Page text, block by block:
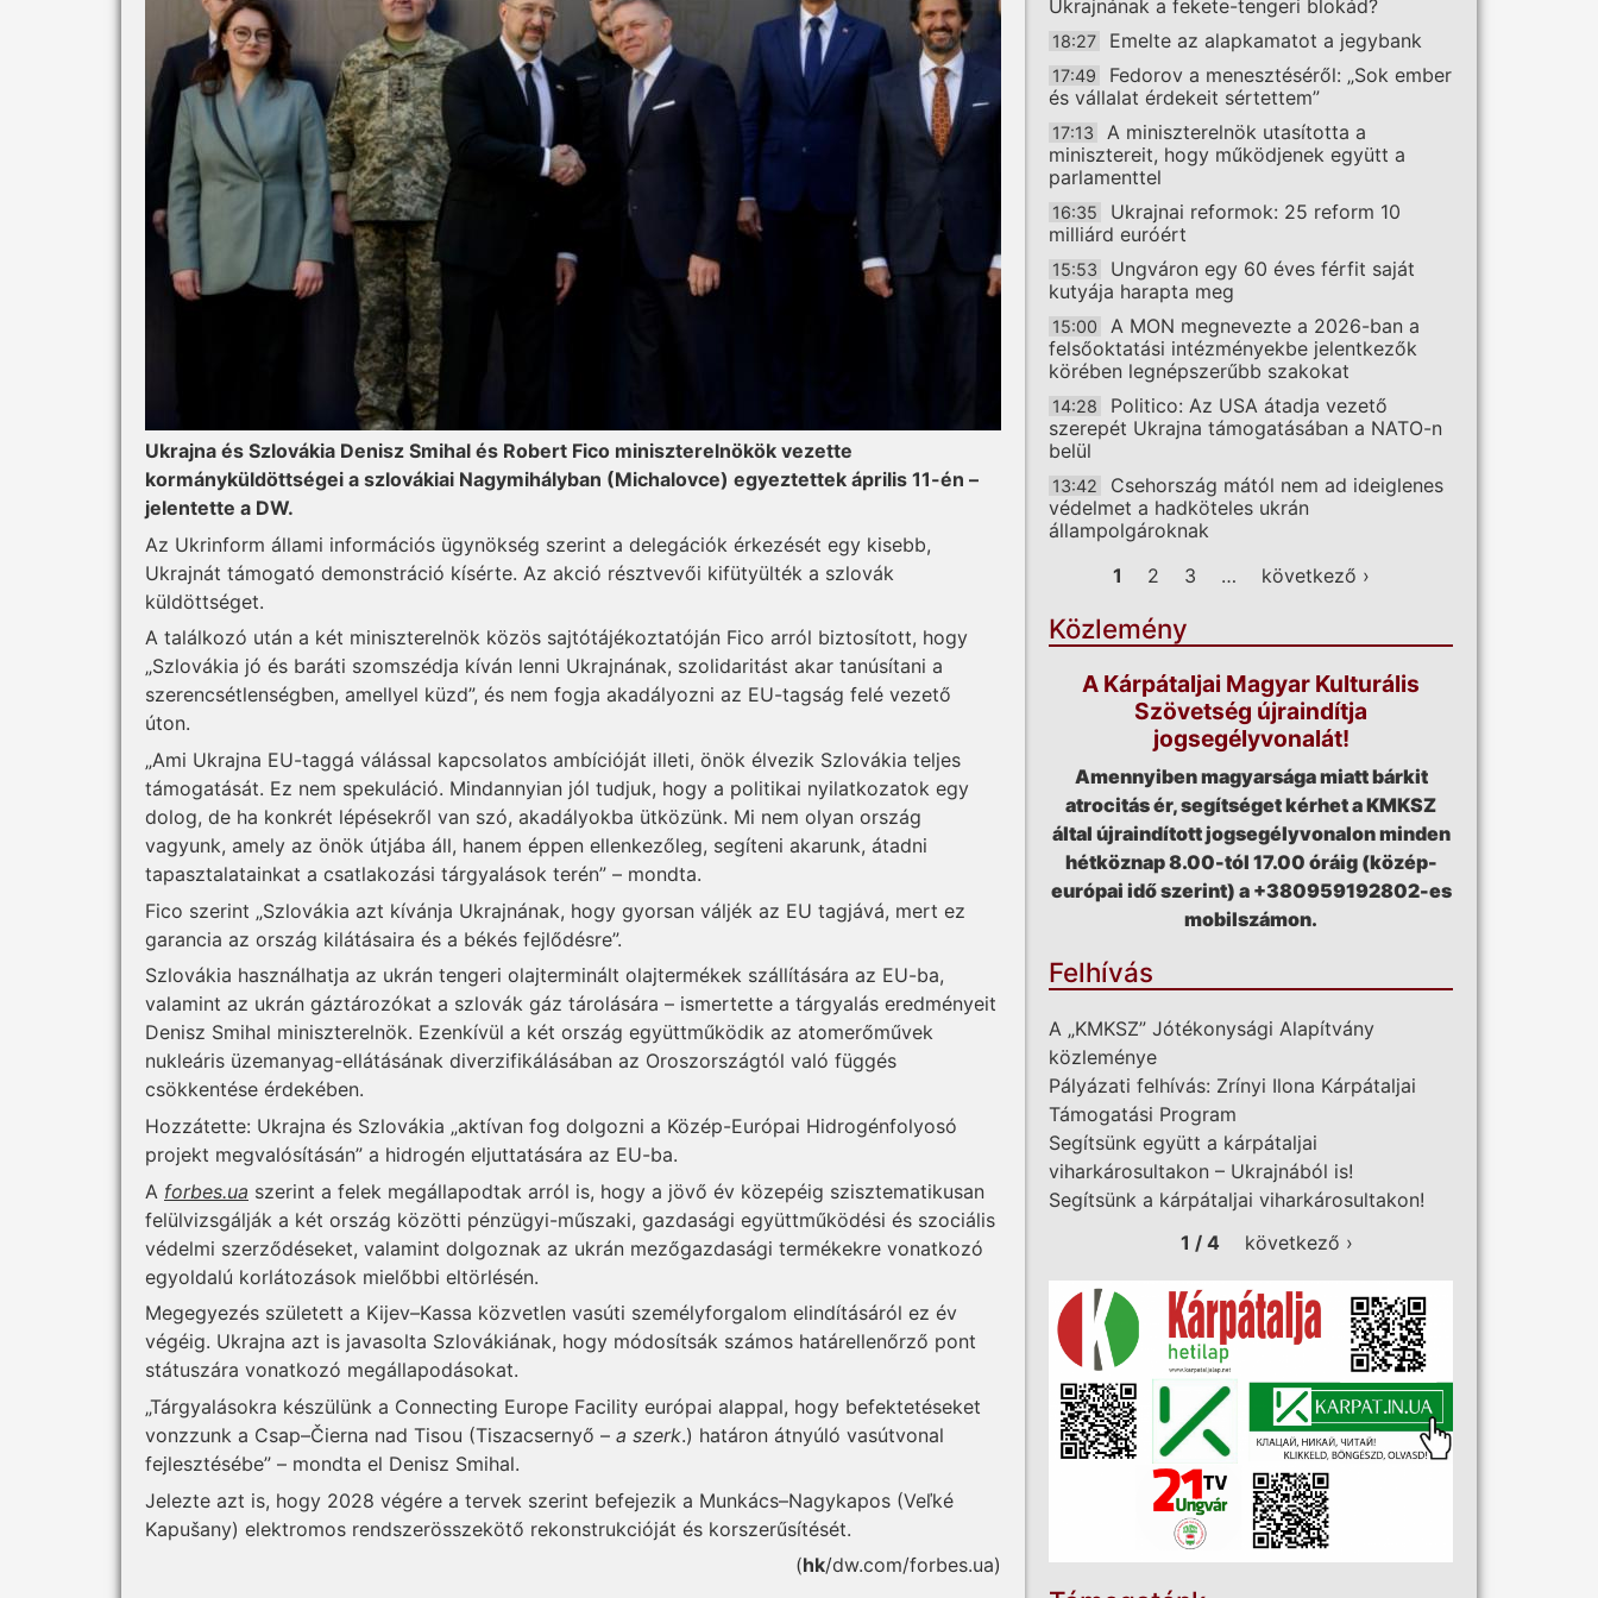
Ukrajna és Szlovákia Denisz Smihal és Robert Fico miniszterelnökök vezette
kormányküldöttségei a szlovákiai Nagymihályban (Michalovce) egyeztettek április 11-én –
jelentette a DW.
Az Ukrinform állami információs ügynökség szerint a delegációk érkezését egy kisebb,
Ukrajnát támogató demonstráció kísérte. Az akció résztvevői kifütyülték a szlovák
küldöttséget.
A találkozó után a két miniszterelnök közös sajtótájékoztatóján Fico arról biztosított, hogy
„Szlovákia jó és baráti szomszédja kíván lenni Ukrajnának, szolidaritást akar tanúsítani a
szerencsétlenségben, amellyel küzd”, és nem fogja akadályozni az EU-tagság felé vezető
úton.
„Ami Ukrajna EU-taggá válással kapcsolatos ambícióját illeti, önök élvezik Szlovákia teljes
támogatását. Ez nem spekuláció. Mindannyian jól tudjuk, hogy a politikai nyilatkozatok egy
dolog, de ha konkrét lépésekről van szó, akadályokba ütközünk. Mi nem olyan ország
vagyunk, amely az önök útjába áll, hanem éppen ellenkezőleg, segíteni akarunk, átadni
tapasztalatainkat a csatlakozási tárgyalások terén” – mondta.
Fico szerint „Szlovákia azt kívánja Ukrajnának, hogy gyorsan váljék az EU tagjává, mert ez
garancia az ország kilátásaira és a békés fejlődésre”.
Szlovákia használhatja az ukrán tengeri olajterminált olajtermékek szállítására az EU-ba,
valamint az ukrán gáztározókat a szlovák gáz tárolására – ismertette a tárgyalás eredményeit
Denisz Smihal miniszterelnök. Ezenkívül a két ország együttműködik az atomerőművek
nukleáris üzemanyag-ellátásának diverzifikálásában az Oroszországtól való függés
csökkentése érdekében.
Hozzátette: Ukrajna és Szlovákia „aktívan fog dolgozni a Közép-Európai Hidrogénfolyosó
projekt megvalósításán” a hidrogén eljuttatására az EU-ba.
A forbes.ua szerint a felek megállapodtak arról is, hogy a jövő év közepéig szisztematikusan
felülvizsgálják a két ország közötti pénzügyi-műszaki, gazdasági együttműködési és szociális
védelmi szerződéseket, valamint dolgoznak az ukrán mezőgazdasági termékekre vonatkozó
egyoldalú korlátozások mielőbbi eltörlésén.
Megegyezés született a Kijev–Kassa közvetlen vasúti személyforgalom elindításáról ez év
végéig. Ukrajna azt is javasolta Szlovákiának, hogy módosítsák számos határellenőrző pont
státuszára vonatkozó megállapodásokat.
„Tárgyalásokra készülünk a Connecting Europe Facility európai alappal, hogy befektetéseket
vonzzunk a Csap–Čierna nad Tisou (Tiszacsernyő – a szerk.) határon átnyúló vasútvonal
fejlesztésébe” – mondta el Denisz Smihal.
Jelezte azt is, hogy 2028 végére a tervek szerint befejezik a Munkács–Nagykapos (Veľké
Kapušany) elektromos rendszerösszekötő rekonstrukcióját és korszerűsítését.
(hk/dw.com/forbes.ua)
Ukrajnának a fekete-tengeri blokád?
18:27 Emelte az alapkamatot a jegybank
17:49
Fedorov a menesztéséről: „Sok ember
és vállalat érdekeit sértettem”
17:13
A miniszterelnök utasította a
minisztereit, hogy működjenek együtt a
parlamenttel
16:35
Ukrajnai reformok: 25 reform 10
milliárd euróért
15:53
Ungváron egy 60 éves férfit saját
kutyája harapta meg
15:00
A MON megnevezte a 2026-ban a
felsőoktatási intézményekbe jelentkezők
körében legnépszerűbb szakokat
14:28
Politico: Az USA átadja vezető
szerepét Ukrajna támogatásában a NATO-n
belül
13:42
Csehország mától nem ad ideiglenes
védelmet a hadköteles ukrán
állampolgároknak
Oldalak
1 2 3 … következő ›
Közlemény
A Kárpátaljai Magyar Kulturális
Szövetség újraindítja
jogsegélyvonalát!
Amennyiben magyarsága miatt bárkit
atrocitás ér, segítséget kérhet a KMKSZ
által újraindított jogsegélyvonalon minden
hétköznap 8.00-tól 17.00 óráig (közép-
európai idő szerint) a +380959192802-es
mobilszámon.
Felhívás
A „KMKSZ” Jótékonysági Alapítvány
közleménye
Pályázati felhívás: Zrínyi Ilona Kárpátaljai
Támogatási Program
Segítsünk együtt a kárpátaljai
viharkárosultakon – Ukrajnából is!
Segítsünk a kárpátaljai viharkárosultakon!
1 / 4
következő ›